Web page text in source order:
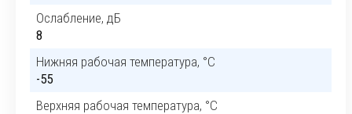
Ослабление, дБ
8
Нижняя рабочая температура, °C
-55
Верхняя рабочая температура, °C